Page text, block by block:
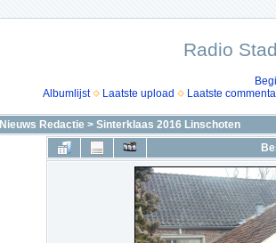
Radio
Albumlijst
Laatste upload Laatste
Nieuws Redactie > Sinterklaas 2016 Linschoten